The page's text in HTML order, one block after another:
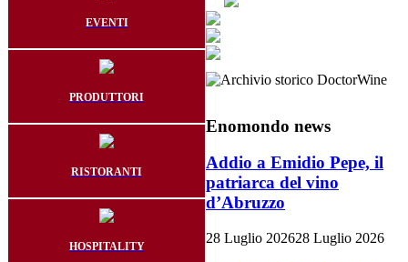
EVENTI
PRODUTTORI
RISTORANTI
HOSPITALITY
Enomondo news
Addio a Emidio Pepe, il
patriarca del vino
d’Abruzzo
28 Luglio 202628 Luglio 2026